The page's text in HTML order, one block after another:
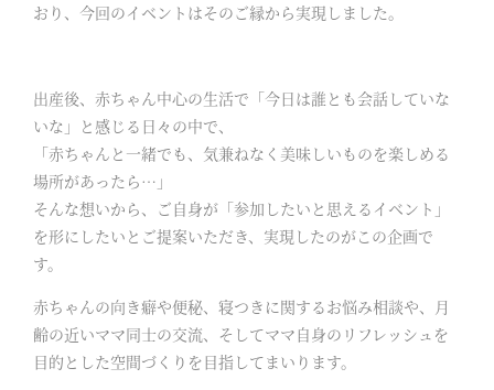
おり、今回のイベントはそのご縁から実現しました。
出産後、赤ちゃん中心の生活で「今日は誰とも会話していな
いな」と感じる日々の中で、
「赤ちゃんと一緒でも、気兼ねなく美味しいものを楽しめる
場所があったら…」
そんな想いから、ご自身が「参加したいと思えるイベント」
を形にしたいとご提案いただき、実現したのがこの企画で
す。
赤ちゃんの向き癖や便秘、寝つきに関するお悩み相談や、月
齢の近いママ同士の交流、そしてママ自身のリフレッシュを
目的とした空間づくりを目指してまいります。